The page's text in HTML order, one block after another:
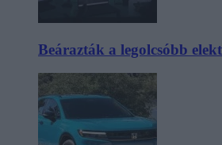
Beárazták a legolcsóbb